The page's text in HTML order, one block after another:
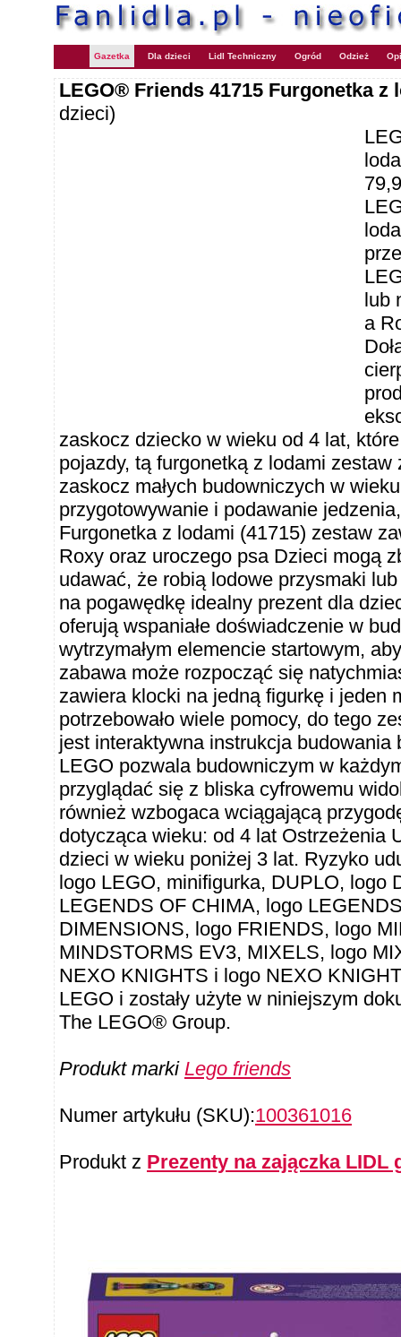
Gazetka Dla dzieci Lidl Techniczny Ogród Odzież
LEGO® Friends 41715 Furgonetka
dzieci)
lub
a
zaskocz dziecko w wieku od 4 lat,
pojazdy, tą furgonetką z lodami
zaskocz małych budowniczych w
przygotowywanie i podawanie
Furgonetka z lodami (41715) zestaw
Roxy oraz uroczego psa Dzieci mogą
udawać, że robią lodowe przysmaki
na pogawędkę idealny prezent dla
oferują wspaniałe doświadczenie w
wytrzymałym elemencie startowym,
zabawa może rozpocząć się
zawiera klocki na jedną figurkę i jeden
potrzebowało wiele pomocy, do tego
jest interaktywna instrukcja budowania
LEGO pozwala budowniczym w
przyglądać się z bliska cyfrowemu
również wzbogaca wciągającą
dotycząca wieku: od 4 lat Ostrzeżenia
dzieci w wieku poniżej 3 lat. Ryzyko
logo LEGO, minifigurka, DUPLO, logo
LEGENDS OF CHIMA, logo
DIMENSIONS, logo FRIENDS, logo
MINDSTORMS EV3, MIXELS, logo
NEXO KNIGHTS i logo NEXO
LEGO i zostały użyte w niniejszym
The LEGO® Group.
Produkt marki Lego friends
Numer artykułu (SKU):100361016
Produkt z Prezenty na zajączka LIDL